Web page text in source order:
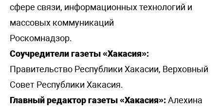
сфере связи, информационных технологий и
массовых коммуникаций
Роскомнадзор.
Соучредители газеты «Хакасия»:
Правительство Республики Хакасии, Верховный
Совет Республики Хакасия.
Главный редактор газеты «Хакасия»:Алехина